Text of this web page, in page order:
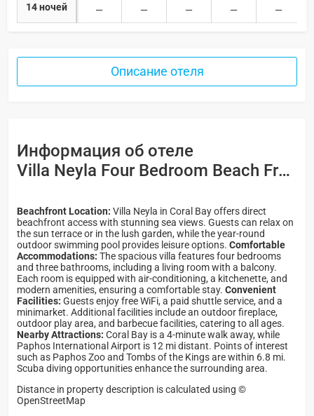
14 ночей
Описание отеля
Информация об отеле
Villa Neyla Four Bedroom Beach Front Coral Bay 4*
Beachfront Location: Villa Neyla in Coral Bay offers direct
beachfront access with stunning sea views. Guests can relax on
the sun terrace or in the lush garden, while the year-round
outdoor swimming pool provides leisure options. Comfortable
Accommodations: The spacious villa features four bedrooms
and three bathrooms, including a living room with a balcony.
Each room is equipped with air-conditioning, a kitchenette, and
modern amenities, ensuring a comfortable stay. Convenient
Facilities: Guests enjoy free WiFi, a paid shuttle service, and a
minimarket. Additional facilities include an outdoor fireplace,
outdoor play area, and barbecue facilities, catering to all ages.
Nearby Attractions: Coral Bay is a 4-minute walk away, while
Paphos International Airport is 12 mi distant. Points of interest
such as Paphos Zoo and Tombs of the Kings are within 6.8 mi.
Scuba diving opportunities enhance the surrounding area.
Distance in property description is calculated using ©
OpenStreetMap